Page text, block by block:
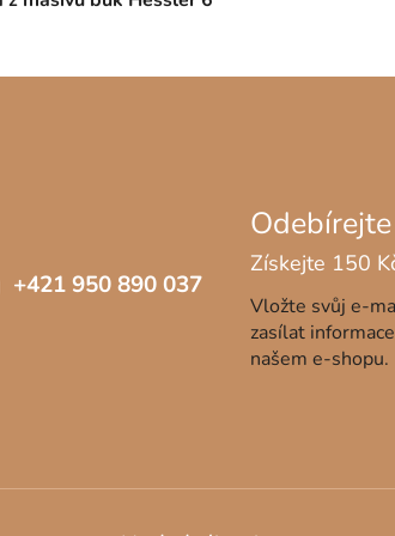
+421 950 890 037
Vložte svůj e-
zasílat
našem e-shopu.